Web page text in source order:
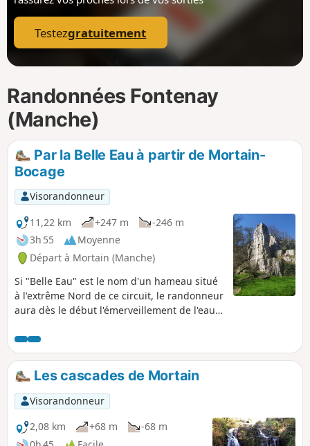
p
Testezgratuitement
Randonnées Fontenay
(Manche)
Par la Belle Eau à partir de Mortain-
Bocage
Visorandonneur
11,22 km
+247 m
-246 m
3h 55
Moyenne
Départ à Mortain (Manche)
Si "Belle Eau" est le nom d'un hameau situé
à l'extrême Nord de ce circuit, le randonneur
aura dès le début l'émerveillement de l'eau
magnifiques cascades. Le circuit continue
par de larges chemins très souvent baignés
par l'eau de ruissellement des différents
bras de la Cance pour finir en apothéose
avec le panorama qu'il s'offre à lui à la côte
314 célèbre d'une part par sa petite chapelle
mais aussi par les combats qui s'y sont
déroulés en août 1944.
Les cascades de Mortain
Visorandonneur
2,08 km
+68 m
-68 m